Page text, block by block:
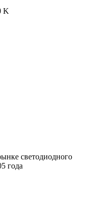
K
светодиодного
года